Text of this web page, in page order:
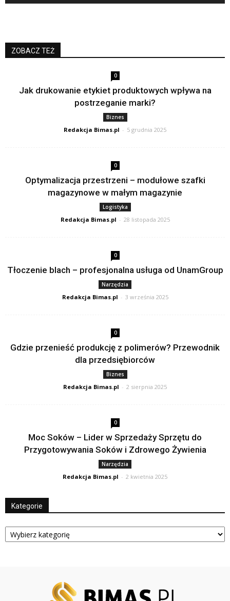
ZOBACZ TEŻ
0
Jak drukowanie etykiet produktowych wpływa na
postrzeganie marki?
Biznes
Redakcja Bimas.pl - 5 grudnia 2025
0
Optymalizacja przestrzeni – modułowe szafki
magazynowe w małym magazynie
Logistyka
Redakcja Bimas.pl - 28 listopada 2025
0
Tłoczenie blach – profesjonalna usługa od UnamGroup
Narzędzia
Redakcja Bimas.pl - 3 września 2025
0
Gdzie przenieść produkcję z polimerów? Przewodnik
dla przedsiębiorców
Biznes
Redakcja Bimas.pl - 2 sierpnia 2025
0
Moc Soków – Lider w Sprzedaży Sprzętu do
Przygotowywania Soków i Zdrowego Żywienia
Narzędzia
Redakcja Bimas.pl - 2 kwietnia 2025
Kategorie
Kategorie